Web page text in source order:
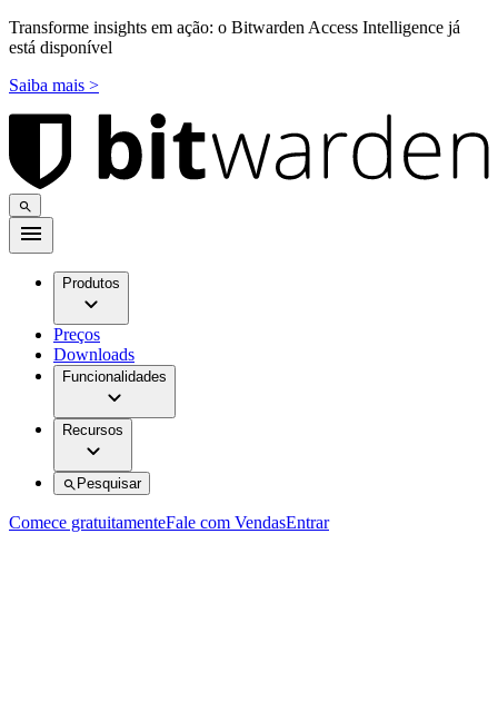
Transforme insights em ação: o Bitwarden Access Intelligence já
está disponível
Saiba mais >
Produtos
Preços
Downloads
Funcionalidades
Recursos
Pesquisar
Comece gratuitamenteFale com VendasEntrar